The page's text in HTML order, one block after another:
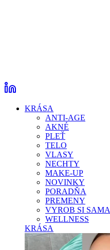
KRÁSA
ANTI-AGE
AKNÉ
PLEŤ
TELO
VLASY
NECHTY
MAKE-UP
NOVINKY
PORADŇA
PREMENY
VYROB SI SAMA
WELLNESS
KRÁSA